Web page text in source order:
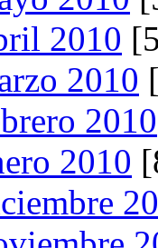
2010
2010
2010
2010